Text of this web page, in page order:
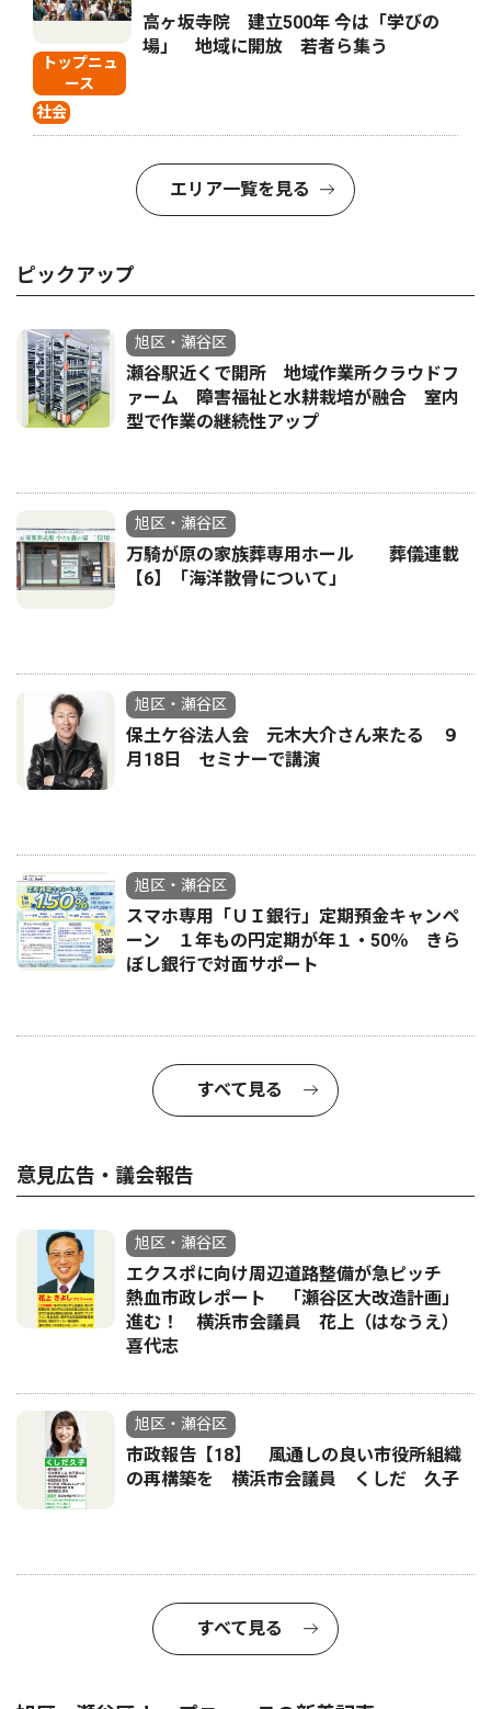
トップニュ
ース
社会
高ヶ坂寺院 建立500年 今は「学びの
場」 地域に開放 若者ら集う
エリア一覧を見る
ピックアップ
旭区・瀬谷区
瀬谷駅近くで開所 地域作業所クラウドフ
ァーム 障害福祉と水耕栽培が融合 室内
型で作業の継続性アップ
旭区・瀬谷区
万騎が原の家族葬専用ホール 葬儀連載
【6】「海洋散骨について」
旭区・瀬谷区
保土ケ谷法人会 元木大介さん来たる ９
月18日 セミナーで講演
旭区・瀬谷区
スマホ専用「ＵＩ銀行」定期預金キャンペ
ーン １年もの円定期が年１・50％ きら
ぼし銀行で対面サポート
すべて見る
意見広告・議会報告
旭区・瀬谷区
エクスポに向け周辺道路整備が急ピッチ
熱血市政レポート 「瀬谷区大改造計画」
進む！ 横浜市会議員 花上（はなうえ）
喜代志
旭区・瀬谷区
市政報告【18】 風通しの良い市役所組織
の再構築を 横浜市会議員 くしだ 久子
すべて見る